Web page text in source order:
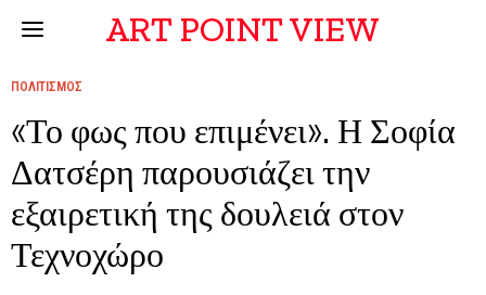
ART POINT VIEW
ΠΟΛΙΤΙΣΜΟΣ
«Το φως που επιμένει». Η Σοφία
Δατσέρη παρουσιάζει την
εξαιρετική της δουλειά στον
Τεχνοχώρο